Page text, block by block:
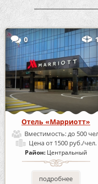
0
Отель «Марриотт»
Вместимость:до 500
Ценаот 1500 руб./чел.
Район: Центральный
подробнее